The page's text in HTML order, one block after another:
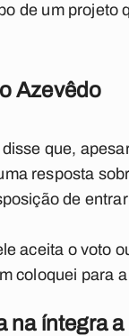
de um projeto
Azevêdo
que,
resposta
de
aceita o voto
coloquei para
na íntegra a